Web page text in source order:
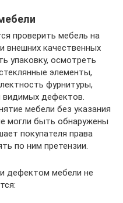
проверить мебель на
внешних качественных
упаковку, осмотреть
элементы,
фурнитуры,
видимых дефектов.
мебели без указания
могли быть обнаружены
покупателя права
по ним претензии.
дефектом мебели не